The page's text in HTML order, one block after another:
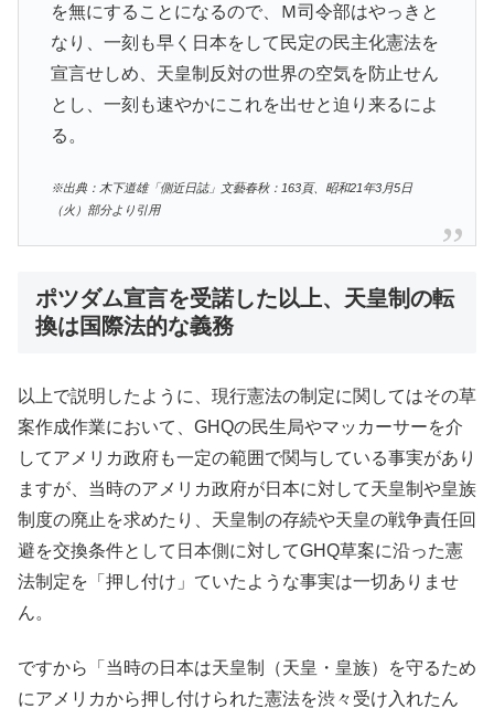
を無にすることになるので、Ｍ司令部はやっきと
なり、一刻も早く日本をして民定の民主化憲法を
宣言せしめ、天皇制反対の世界の空気を防止せん
とし、一刻も速やかにこれを出せと迫り来るによ
る。
※出典：木下道雄「側近日誌」文藝春秋：163頁、昭和21年3月5日
（火）部分より引用
ポツダム宣言を受諾した以上、天皇制の転
換は国際法的な義務
以上で説明したように、現行憲法の制定に関してはその草
案作成作業において、GHQの民生局やマッカーサーを介
してアメリカ政府も一定の範囲で関与している事実があり
ますが、当時のアメリカ政府が日本に対して天皇制や皇族
制度の廃止を求めたり、天皇制の存続や天皇の戦争責任回
避を交換条件として日本側に対してGHQ草案に沿った憲
法制定を「押し付け」ていたような事実は一切ありませ
ん。
ですから「当時の日本は天皇制（天皇・皇族）を守るため
にアメリカから押し付けられた憲法を渋々受け入れたん